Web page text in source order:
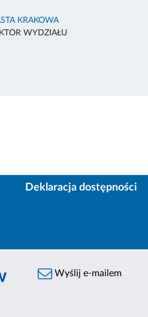
KRAKOWA
WYDZIAŁU
Deklaracja dostępności
Wyślij e-mailem